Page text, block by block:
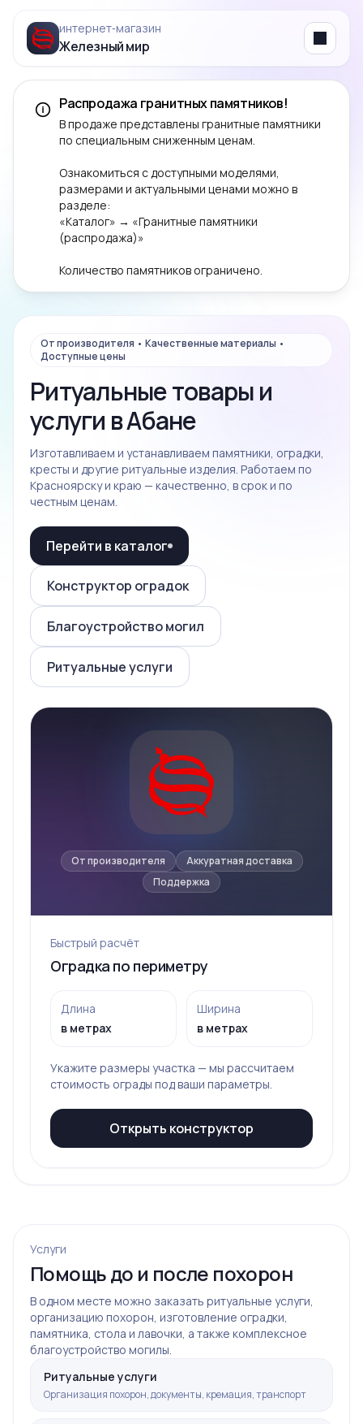
интернет‑магазин
Железный мир Menu
Распродажа гранитных памятников!
В продаже представлены гранитные памятники
по специальным сниженным ценам.
Ознакомиться с доступными моделями,
размерами и актуальными ценами можно в
разделе:
«Каталог» → «Гранитные памятники
(распродажа)»
Количество памятников ограничено.
От производителя • Качественные материалы •
Доступные цены
Ритуальные товары и
услуги в Абане
Изготавливаем и устанавливаем памятники, оградки,
кресты и другие ритуальные изделия. Работаем по
Красноярску и краю — качественно, в срок и по
честным ценам.
Перейти в каталог
Конструктор оградок
Благоустройство могил
Ритуальные услуги
От производителя
Аккуратная доставка
Поддержка
Быстрый расчёт
Оградка по периметру
Длина
в метрах
Ширина
в метрах
Укажите размеры участка — мы рассчитаем
стоимость ограды под ваши параметры.
Открыть конструктор
Услуги
Помощь до и после похорон
В одном месте можно заказать ритуальные услуги,
организацию похорон, изготовление оградки,
памятника, стола и лавочки, а также комплексное
благоустройство могилы.
Ритуальные услуги
Организация похорон, документы, кремация, транспорт